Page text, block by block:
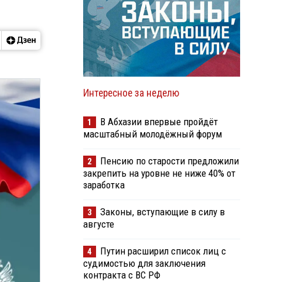
Интересное за неделю
1
В Абхазии впервые пройдёт
масштабный молодёжный форум
2
Пенсию по старости предложили
закрепить на уровне не ниже 40% от
заработка
3
Законы, вступающие в силу в
августе
4
Путин расширил список лиц с
судимостью для заключения
контракта с ВС РФ